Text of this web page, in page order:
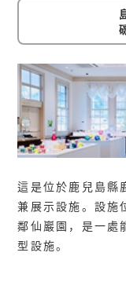
這是位於鹿兒島縣
兼展示設施。設施
鄰仙巖園，是一處
型設施。